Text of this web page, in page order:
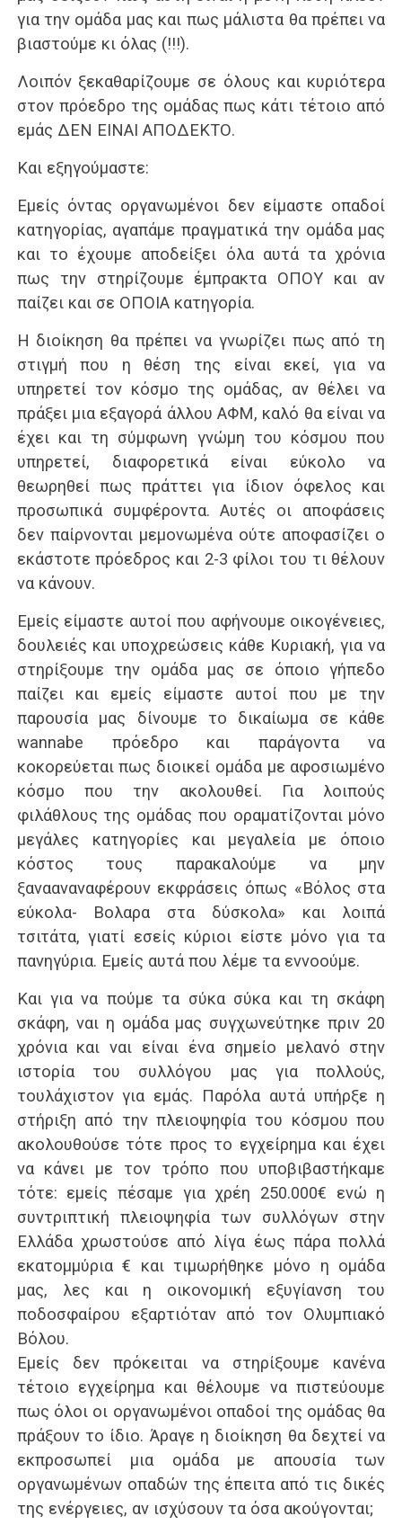
για την ομάδα μας και πως μάλιστα θα πρέπει να
βιαστούμε κι όλας (!!!).
Λοιπόν ξεκαθαρίζουμε σε όλους και κυριότερα
στον πρόεδρο της ομάδας πως κάτι τέτοιο από
εμάς ΔΕΝ ΕΙΝΑΙ ΑΠΟΔΕΚΤΟ.
Και εξηγούμαστε:
Εμείς όντας οργανωμένοι δεν είμαστε οπαδοί
κατηγορίας, αγαπάμε πραγματικά την ομάδα μας
και το έχουμε αποδείξει όλα αυτά τα χρόνια
πως την στηρίζουμε έμπρακτα ΟΠΟΥ και αν
παίζει και σε ΟΠΟΙΑ κατηγορία.
Η διοίκηση θα πρέπει να γνωρίζει πως από τη
στιγμή που η θέση της είναι εκεί, για να
υπηρετεί τον κόσμο της ομάδας, αν θέλει να
πράξει μια εξαγορά άλλου ΑΦΜ, καλό θα είναι να
έχει και τη σύμφωνη γνώμη του κόσμου που
υπηρετεί, διαφορετικά είναι εύκολο να
θεωρηθεί πως πράττει για ίδιον όφελος και
προσωπικά συμφέροντα. Αυτές οι αποφάσεις
δεν παίρνονται μεμονωμένα ούτε αποφασίζει ο
εκάστοτε πρόεδρος και 2-3 φίλοι του τι θέλουν
να κάνουν.
Εμείς είμαστε αυτοί που αφήνουμε οικογένειες,
δουλειές και υποχρεώσεις κάθε Κυριακή, για να
στηρίξουμε την ομάδα μας σε όποιο γήπεδο
παίζει και εμείς είμαστε αυτοί που με την
παρουσία μας δίνουμε το δικαίωμα σε κάθε
wannabe πρόεδρο και παράγοντα να
κοκορεύεται πως διοικεί ομάδα με αφοσιωμένο
κόσμο που την ακολουθεί. Για λοιπούς
φιλάθλους της ομάδας που οραματίζονται μόνο
μεγάλες κατηγορίες και μεγαλεία με όποιο
κόστος τους παρακαλούμε να μην
ξανααναναφέρουν εκφράσεις όπως «Βόλος στα
εύκολα- Βολαρα στα δύσκολα» και λοιπά
τσιτάτα, γιατί εσείς κύριοι είστε μόνο για τα
πανηγύρια. Εμείς αυτά που λέμε τα εννοούμε.
Και για να πούμε τα σύκα σύκα και τη σκάφη
σκάφη, ναι η ομάδα μας συγχωνεύτηκε πριν 20
χρόνια και ναι είναι ένα σημείο μελανό στην
ιστορία του συλλόγου μας για πολλούς,
τουλάχιστον για εμάς. Παρόλα αυτά υπήρξε η
στήριξη από την πλειοψηφία του κόσμου που
ακολουθούσε τότε προς το εγχείρημα και έχει
να κάνει με τον τρόπο που υποβιβαστήκαμε
τότε: εμείς πέσαμε για χρέη 250.000€ ενώ η
συντριπτική πλειοψηφία των συλλόγων στην
Ελλάδα χρωστούσε από λίγα έως πάρα πολλά
εκατομμύρια € και τιμωρήθηκε μόνο η ομάδα
μας, λες και η οικονομική εξυγίανση του
ποδοσφαίρου εξαρτιόταν από τον Ολυμπιακό
Βόλου.
Εμείς δεν πρόκειται να στηρίξουμε κανένα
τέτοιο εγχείρημα και θέλουμε να πιστεύουμε
πως όλοι οι οργανωμένοι οπαδοί της ομάδας θα
πράξουν το ίδιο. Άραγε η διοίκηση θα δεχτεί να
εκπροσωπεί μια ομάδα με απουσία των
οργανωμένων οπαδών της έπειτα από τις δικές
της ενέργειες, αν ισχύσουν τα όσα ακούγονται;